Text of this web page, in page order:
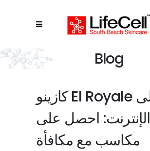
Blog
كازينو El Royale على
الإنترنت: احصل على
مكاسب مع مكافأة